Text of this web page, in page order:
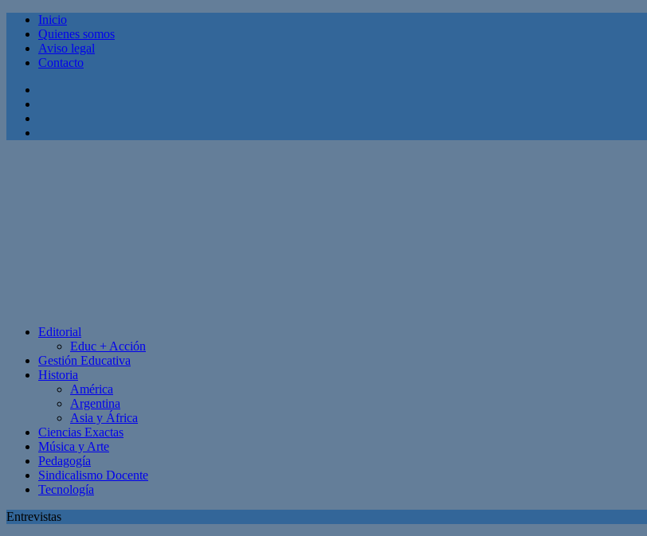
Inicio
Quienes somos
Aviso legal
Contacto
Editorial
Educ + Acción
Gestión Educativa
Historia
América
Argentina
Asia y África
Ciencias Exactas
Música y Arte
Pedagogía
Sindicalismo Docente
Tecnología
Entrevistas